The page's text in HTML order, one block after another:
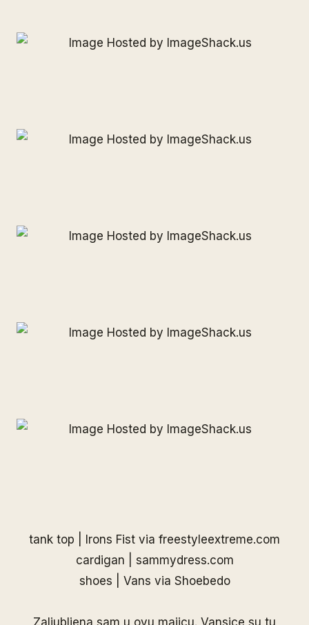
tank top | Irons Fist via freestyleextreme.com
cardigan | sammydress.com
shoes | Vans via Shoebedo
Zaljubljena sam u ovu majicu. Vansice su tu